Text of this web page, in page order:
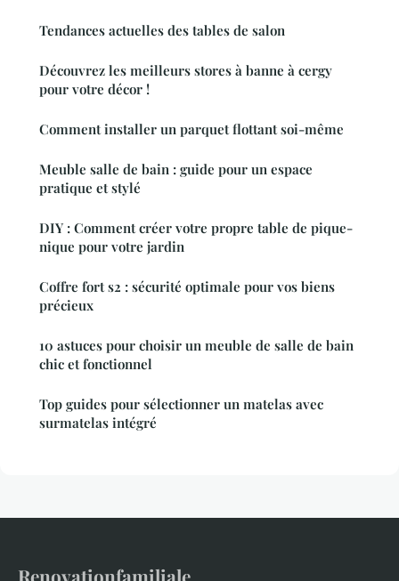
Tendances actuelles des tables de salon
Découvrez les meilleurs stores à banne à cergy
pour votre décor !
Comment installer un parquet flottant soi-même
Meuble salle de bain : guide pour un espace
pratique et stylé
DIY : Comment créer votre propre table de pique-
nique pour votre jardin
Coffre fort s2 : sécurité optimale pour vos biens
précieux
10 astuces pour choisir un meuble de salle de bain
chic et fonctionnel
Top guides pour sélectionner un matelas avec
surmatelas intégré
Renovationfamiliale